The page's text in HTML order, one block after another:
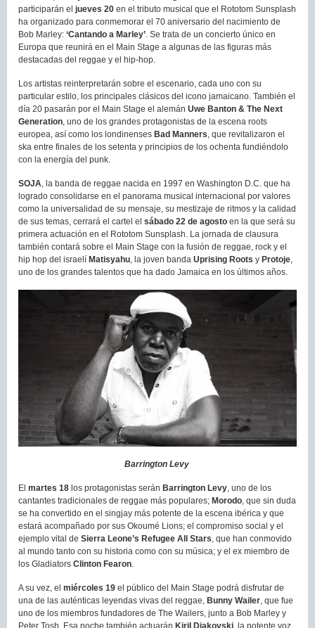
participarán el jueves 20 en el tributo musical que el Rototom Sunsplash
ha organizado para conmemorar el 70 aniversario del nacimiento de
Bob Marley: ‘Cantando a Marley’. Se trata de un concierto único en
Europa que reunirá en el Main Stage a algunas de las figuras más
destacadas del reggae y el hip-hop.
Los artistas reinterpretarán sobre el escenario, cada uno con su
particular estilo, los principales clásicos del icono jamaicano. También el
día 20 pasarán por el Main Stage el alemán Uwe Banton & The Next
Generation, uno de los grandes protagonistas de la escena roots
europea, así como los londinenses Bad Manners, que revitalizaron el
ska entre finales de los setenta y principios de los ochenta fundiéndolo
con la energía del punk.
SOJA, la banda de reggae nacida en 1997 en Washington D.C. que ha
logrado consolidarse en el panorama musical internacional por valores
como la universalidad de su mensaje, su mestizaje de ritmos y la calidad
de sus temas, cerrará el cartel el sábado 22 de agosto en la que será su
primera actuación en el Rototom Sunsplash. La jornada de clausura
también contará sobre el Main Stage con la fusión de reggae, rock y el
hip hop del israelí Matisyahu, la joven banda Uprising Roots y Protoje,
uno de los grandes talentos que ha dado Jamaica en los últimos años.
Barrington Levy
El martes 18 los protagonistas serán Barrington Levy , uno de los
cantantes tradicionales de reggae más populares; Morodo , que sin duda
se ha convertido en el singjay más potente de la escena ibérica y que
estará acompañado por sus Okoumé Lions; el compromiso social y el
ejemplo vital de Sierra Leone’s Refugee All Stars , que han conmovido
al mundo tanto con su historia como con su música; y el ex miembro de
los Gladiators Clinton Fearon
A su vez, el miércoles 19 el público del Main Stage podrá disfrutar de
una de las auténticas leyendas vivas del reggae, Bunny Wailer , que fue
uno de los miembros fundadores de The Wailers, junto a Bob Marley y
Peter Tosh. Esa noche también actuarán Kiril Djakovski , la potente voz